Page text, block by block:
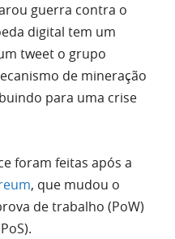
guerra contra o
digital tem um
tweet o grupo
de mineração
para uma crise
foram feitas após a
, que mudou o
de trabalho (PoW)